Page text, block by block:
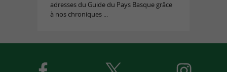
adresses du Guide du Pays Basque grâce
à nos chroniques ...